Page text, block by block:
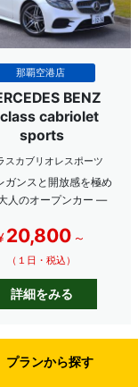
那覇空港店
BENZ
cabriolet
sports
スカブリオレスポーツ
ンスと開放感を極め
人のオープンカー ―
20,800 ～
（１日・税込）
詳細をみる
プランから探す